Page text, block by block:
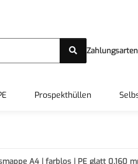
Prospekthüllen
A4 | farblos | PE glatt 0,160